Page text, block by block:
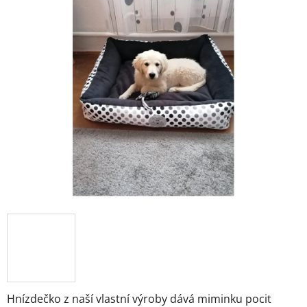
Hnízdečko z naší vlastní výroby dává miminku pocit